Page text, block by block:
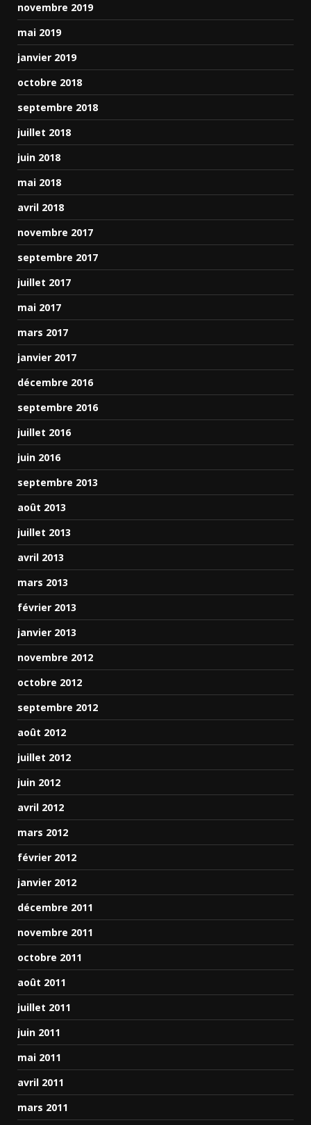
novembre 2019
mai 2019
janvier 2019
octobre 2018
septembre 2018
juillet 2018
juin 2018
mai 2018
avril 2018
novembre 2017
septembre 2017
juillet 2017
mai 2017
mars 2017
janvier 2017
décembre 2016
septembre 2016
juillet 2016
juin 2016
septembre 2013
août 2013
juillet 2013
avril 2013
mars 2013
février 2013
janvier 2013
novembre 2012
octobre 2012
septembre 2012
août 2012
juillet 2012
juin 2012
avril 2012
mars 2012
février 2012
janvier 2012
décembre 2011
novembre 2011
octobre 2011
août 2011
juillet 2011
juin 2011
mai 2011
avril 2011
mars 2011